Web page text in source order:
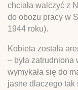
chciała walczyć z
do obozu pracy w
1944 roku).
Kobieta została
– była
wymykała się do
jasne dlaczego tak